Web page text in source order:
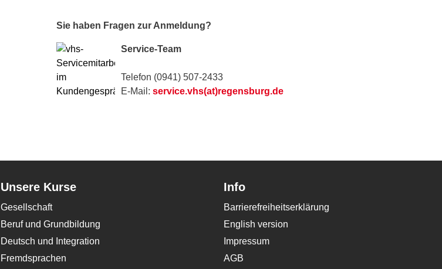
Sie haben Fragen zur Anmeldung?
Service-Team
Telefon (0941) 507-2433
E-Mail: service.vhs(at)regensburg.de
Unsere Kurse
Gesellschaft
Beruf und Grundbildung
Deutsch und Integration
Fremdsprachen
Info
Barrierefreiheitserklärung
English version
Impressum
AGB